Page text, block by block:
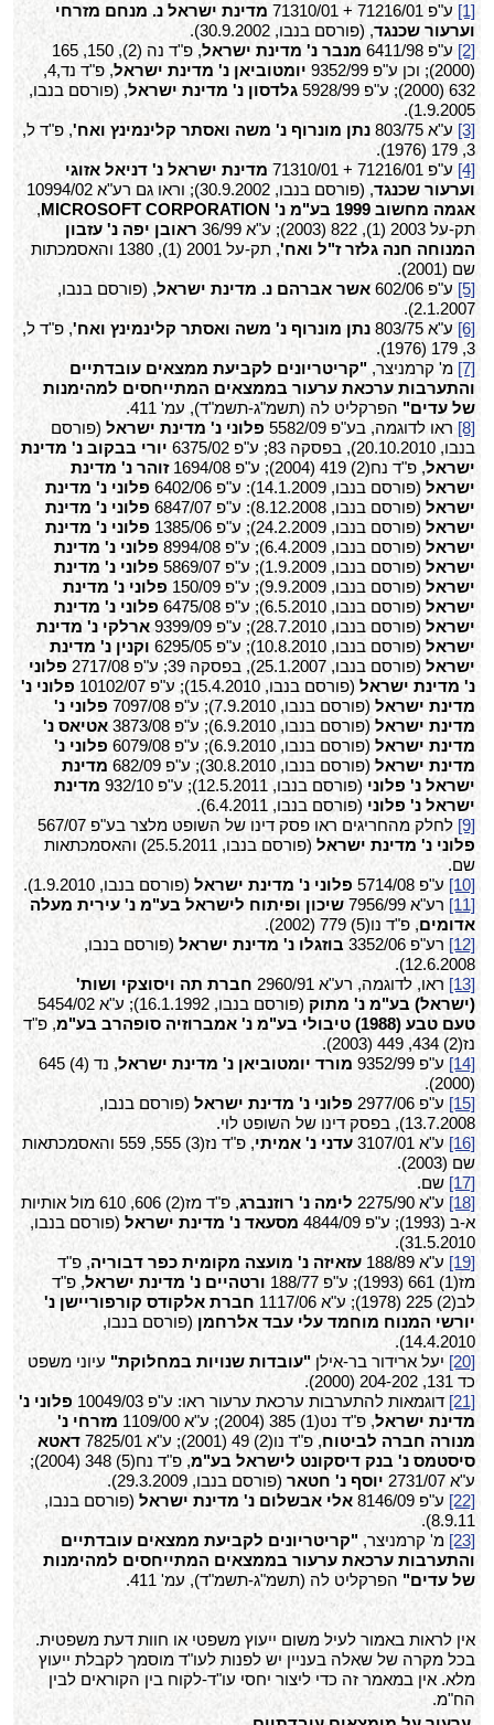
[1] ע"פ 71216/01 + 71310/01
מדינת ישראל נ. מנחם מזרחי
וערעור שכנגד, (פורסם בנבו, 30.9.2002).
[2] ע"פ 6411/98 מנבר נ' מדינת ישראל
, פ"ד נה (2), 150, 165
(2000); וכן ע"פ 9352/99
יומטוביאן נ' מדינת ישראל
, פ"ד נד,4,
632 (2000); ע"פ 5928/99
גלדסון נ' מדינת ישראל, (פורסם בנבו,
1.9.2005).
[3] ע"א 803/75 נתן מונרוף נ' משה ואסתר קלינמינץ ואח', פ"ד ל,
3, 179 (1976).
[4] ע"פ 71216/01 + 71310/01
מדינת ישראל נ' דניאל אזוגי
וערעור שכנגד, (פורסם בנבו, 30.9.2002); וראו גם רע"א 10994/02
אגמה מחשוב 1999 בע"מ נ'
MICROSOFT CORPORATION
,
תק-על 2003 (1), 822 (2003); ע"א 36/99
ראובן יפה נ' עזבון
המנוחה חנה גלזר ז"ל ואח'
, תק-על 2001 (1), 1380 והאסמכתות
שם (2001).
[5] ע"פ 602/06 אשר אברהם נ. מדינת ישראל, (פורסם בנבו,
2.1.2007).
[6] ע"א 803/75 נתן מונרוף נ' משה ואסתר קלינמינץ ואח', פ"ד ל,
3, 179 (1976).
[7] מ' קרמניצר, "קריטריונים לקביעת ממצאים עובדתיים
והתערבות ערכאת ערעור בממצאים המתייחסים למהימנות
של עדים" הפרקליט לה (תשמ"ג-תשמ"ד), עמ' 411.
[8] ראו לדוגמה, בע"פ 5582/09 פלוני נ' מדינת ישראל (פורסם
בנבו, 20.10.2010), בפסקה 83; ע"פ 6375/02
יורי בבקוב נ' מדינת
ישראל, פ"ד נח(2) 419 (2004); ע"פ 1694/08
זוהר נ' מדינת
ישראל (פורסם בנבו, 14.1.2009): ע"פ 6402/06
פלוני נ' מדינת
ישראל (פורסם בנבו, 8.12.2008): ע"פ 6847/07
פלוני נ' מדינת
ישראל (פורסם בנבו, 24.2.2009); ע"פ 1385/06
פלוני נ' מדינת
ישראל (פורסם בנבו, 6.4.2009); ע"פ 8994/08
פלוני נ' מדינת
ישראל (פורסם בנבו, 1.9.2009); ע"פ 5869/07
פלוני נ' מדינת
ישראל (פורסם בנבו, 9.9.2009); ע"פ 150/09
פלוני נ' מדינת
ישראל (פורסם בנבו, 6.5.2010); ע"פ 6475/08
פלוני נ' מדינת
ישראל (פורסם בנבו, 28.7.2010); ע"פ 9399/09
ארלקי נ' מדינת
ישראל (פורסם בנבו, 10.8.2010); ע"פ 6295/05
וקנין נ' מדינת
ישראל (פורסם בנבו, 25.1.2007), בפסקה 39; ע"פ 2717/08
פלוני
נ' מדינת ישראל (פורסם בנבו, 15.4.2010); ע"פ 10102/07
פלוני נ'
מדינת ישראל (פורסם בנבו, 7.9.2010); ע"פ 7097/08
פלוני נ'
מדינת ישראל (פורסם בנבו, 6.9.2010); ע"פ 3873/08
אטיאס נ'
מדינת ישראל (פורסם בנבו, 6.9.2010); ע"פ 6079/08
פלוני נ'
מדינת ישראל (פורסם בנבו, 30.8.2010); ע"פ 682/09
מדינת
ישראל נ' פלוני (פורסם בנבו, 12.5.2011); ע"פ 932/10
מדינת
ישראל נ' פלוני (פורסם בנבו, 6.4.2011).
[9] לחלק מהחריגים ראו פסק דינו של השופט מלצר בע"פ 567/07
פלוני נ' מדינת ישראל
(פורסם בנבו, 25.5.2011) והאסמכתאות
שם.
[10] ע"פ 5714/08 פלוני נ' מדינת ישראל (פורסם בנבו, 1.9.2010).
[11] רע"א 7956/99
שיכון ופיתוח לישראל בע"מ נ' עירית מעלה
אדומים, פ"ד נו(5) 779 (2002).
[12] רע"פ 3352/06 בוזגלו נ' מדינת ישראל (פורסם בנבו,
12.6.2008).
[13] ראו, לדוגמה, רע"א 2960/91
חברת תה ויסוצקי ושות'
(ישראל) בע"מ נ' מתוק (פורסם בנבו, 16.1.1992); ע"א 5454/02
טעם טבע (1988) טיבולי בע"מ נ' אמברוזיה סופהרב בע"מ
, פ"ד
נז(2) 434, 449 (2003).
[14] ע"פ 9352/99 מורד יומטוביאן נ' מדינת ישראל
, נד (4) 645
(2000).
[15] ע"פ 2977/06 פלוני נ' מדינת ישראל (פורסם בנבו,
13.7.2008), בפסק דינו של השופט לוי.
[16] ע"א 3107/01 עדני נ' אמיתי
, פ"ד נז(3) 555, 559 והאסמכתאות
שם (2003).
[17] שם.
[18] ע"א 2275/90 לימה נ' רוזנברג
, פ"ד מז(2) 606, 610 מול אותיות
א-ב (1993); ע"פ 4844/09
מסעאד נ' מדינת ישראל (פורסם בנבו,
31.5.2010).
[19] ע"א 188/89 עזאיזה נ' מועצה מקומית כפר דבוריה, פ"ד
מז(1) 661 (1993); ע"פ 188/77
ורטהיים נ' מדינת ישראל, פ"ד
לב(2) 225 (1978); ע"א 1117/06
חברת אלקודס קורפוריישן נ'
יורשי המנוח מוחמד עלי עבד אלרחמן (פורסם בנבו,
14.4.2010).
[20] יעל ארידור בר-אילן "עובדות שנויות במחלוקת" עיוני משפט
כד 131, 204-202 (2000).
[21] דוגמאות להתערבות ערכאת ערעור ראו: ע"פ 10049/03
פלוני נ'
מדינת ישראל, פ"ד נט(1) 385 (2004); ע"א 1109/00
מזרחי נ'
מנורה חברה לביטוח, פ"ד נו(2) 49 (2001); ע"א 7825/01
דאטא
סיסטמס נ' בנק דיסקונט לישראל בע"מ
, פ"ד נח(5) 348 (2004);
ע"א 2731/07
יוסף נ' חטאר (פורסם בנבו, 29.3.2009).
[22] ע"פ 8146/09 אלי אבשלום נ' מדינת ישראל (פורסם בנבו,
8.9.11).
[23] מ' קרמניצר, "קריטריונים לקביעת ממצאים עובדתיים
והתערבות ערכאת ערעור בממצאים המתייחסים למהימנות
של עדים" הפרקליט לה (תשמ"ג-תשמ"ד), עמ' 411.
אין לראות באמור לעיל משום ייעוץ משפטי או חוות דעת משפטית.
בכל מקרה של שאלה בעניין יש לפנות לעו"ד מוסמך לקבלת ייעוץ
מלא. אין במאמר זה כדי ליצור יחסי עו"ד-לקוח בין הקוראים לבין
הח"מ.